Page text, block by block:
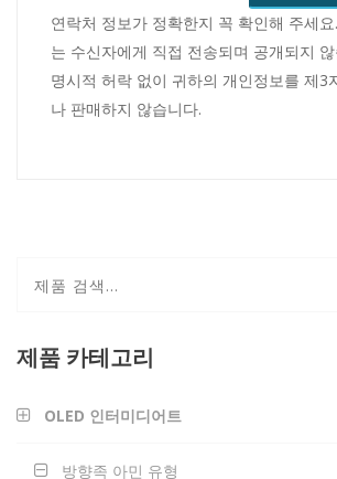
연락처 정보가 정확한지 꼭 확인해 주세
는 수신자에게 직접 전송되며 공개되지
명시적 허락 없이 귀하의 개인정보를 제3
나 판매하지 않습니다.
제품 카테고리
OLED 인터미디어트
방향족 아민 유형